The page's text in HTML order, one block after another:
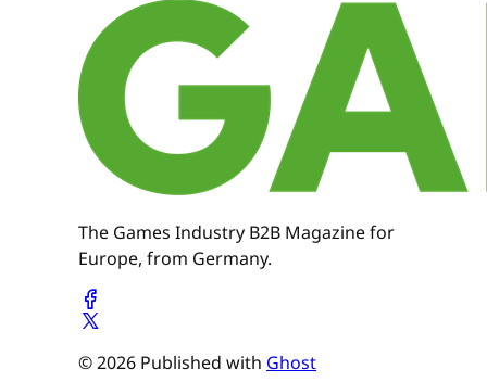
The Games Industry B2B Magazine for
Europe, from Germany.
© 2026 Published with Ghost